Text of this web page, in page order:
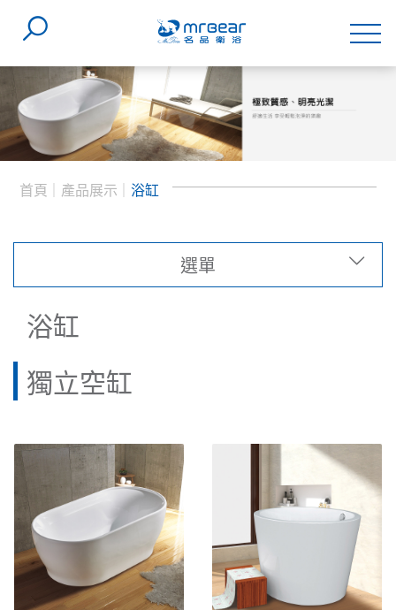
首頁 產品展示 浴缸
選單
寬度1200mm以下
寬度1201~1500mm(12)
寬度1501mm以上
浴缸
獨立空缸